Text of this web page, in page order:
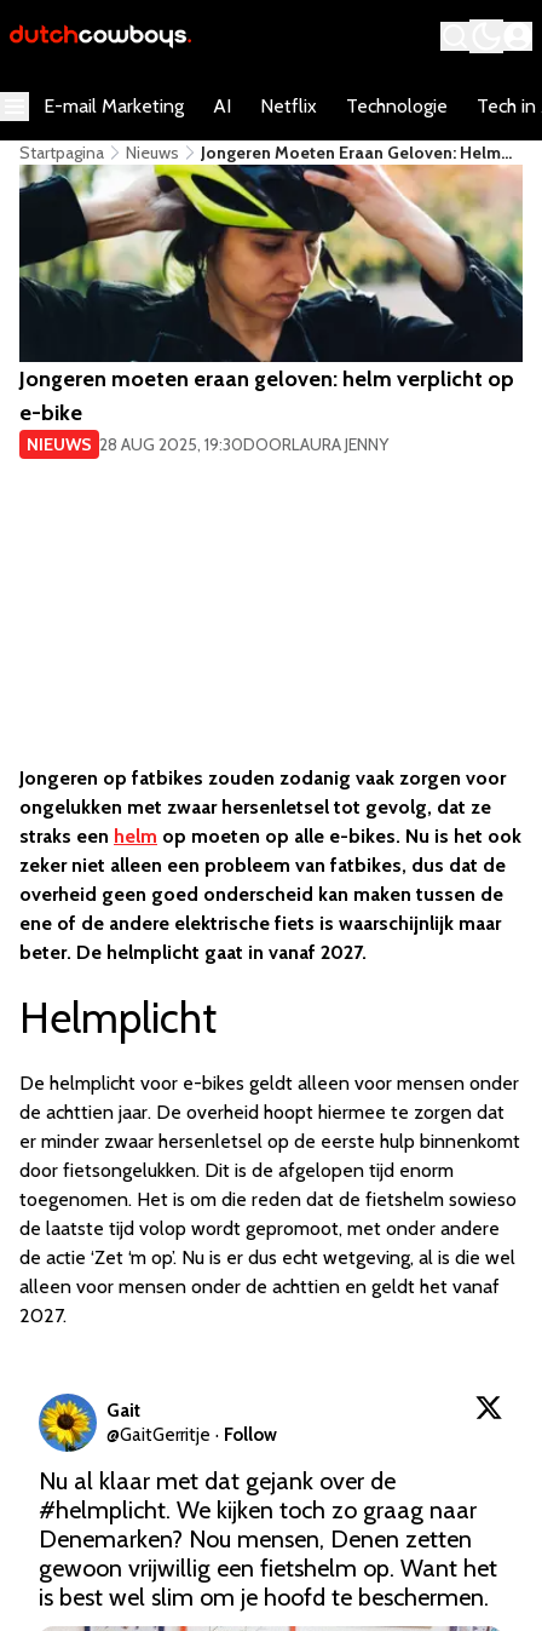
E-mail Marketing AI Netflix Technologie Tech in
Startpagina Nieuws
Jongeren Moeten Eraan Geloven: Helm
Verplicht Op E-Bike
Jongeren moeten eraan geloven: helm verplicht op
e-bike
NIEUWS 28 AUG 2025, 19:30DOORLAURA JENNY
Jongeren op fatbikes zouden zodanig vaak zorgen voor
ongelukken met zwaar hersenletsel tot gevolg, dat ze
straks een helm op moeten op alle e-bikes. Nu is het ook
zeker niet alleen een probleem van fatbikes, dus dat de
overheid geen goed onderscheid kan maken tussen de
ene of de andere elektrische fiets is waarschijnlijk maar
beter. De helmplicht gaat in vanaf 2027.
Helmplicht
De helmplicht voor e-bikes geldt alleen voor mensen onder
de achttien jaar. De overheid hoopt hiermee te zorgen dat
er minder zwaar hersenletsel op de eerste hulp binnenkomt
door fietsongelukken. Dit is de afgelopen tijd enorm
toegenomen. Het is om die reden dat de fietshelm sowieso
de laatste tijd volop wordt gepromoot, met onder andere
de actie ‘Zet ‘m op’. Nu is er dus echt wetgeving, al is die wel
alleen voor mensen onder de achttien en geldt het vanaf
2027.
Gait
@GaitGerritje · Follow
#helmplicht. We kijken toch zo graag naar
Denemarken? Nou mensen, Denen zetten
gewoon vrijwillig een fietshelm op. Want het
is best wel slim om je hoofd te beschermen.